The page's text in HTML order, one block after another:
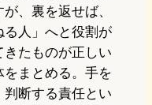
、裏を返せば、
る人」へと役割が
たものが正しい
まとめる。手を
断する責任とい